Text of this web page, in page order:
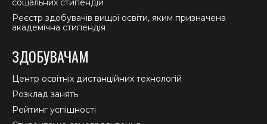
Реєстр здобувачів вищої освіти, яким призначена
академічна стипендія
ЗДОБУВАЧАМ
Центр освітніх дистанційних технологій
Розклад занять
Рейтинг успішності